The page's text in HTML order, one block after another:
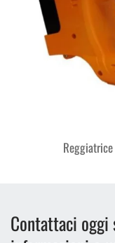
Contattaci